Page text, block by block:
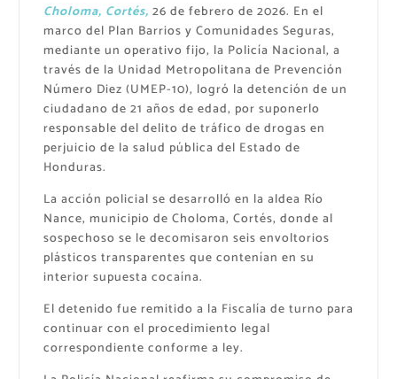
Choloma, Cortés, 26 de febrero de 2026. En el
marco del Plan Barrios y Comunidades Seguras,
mediante un operativo fijo, la Policía Nacional, a
través de la Unidad Metropolitana de Prevención
Número Diez (UMEP-10), logró la detención de un
ciudadano de 21 años de edad, por suponerlo
responsable del delito de tráfico de drogas en
perjuicio de la salud pública del Estado de
Honduras.
La acción policial se desarrolló en la aldea Río
Nance, municipio de Choloma, Cortés, donde al
sospechoso se le decomisaron seis envoltorios
plásticos transparentes que contenían en su
interior supuesta cocaína.
El detenido fue remitido a la Fiscalía de turno para
continuar con el procedimiento legal
correspondiente conforme a ley.